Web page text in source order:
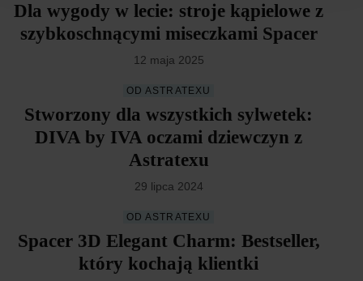
Dla wygody w lecie: stroje kąpielowe z
szybkoschnącymi miseczkami Spacer
12 maja 2025
OD ASTRATEXU
Stworzony dla wszystkich sylwetek:
DIVA by IVA oczami dziewczyn z
Astratexu
29 lipca 2024
OD ASTRATEXU
Spacer 3D Elegant Charm: Bestseller,
który kochają klientki